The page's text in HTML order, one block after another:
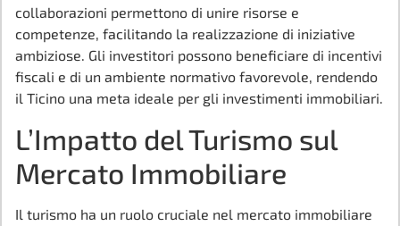
collaborazioni permettono di unire risorse e
competenze, facilitando la realizzazione di iniziative
ambiziose. Gli investitori possono beneficiare di incentivi
fiscali e di un ambiente normativo favorevole, rendendo
il Ticino una meta ideale per gli investimenti immobiliari.
L’Impatto del Turismo sul
Mercato Immobiliare
Il turismo ha un ruolo cruciale nel mercato immobiliare